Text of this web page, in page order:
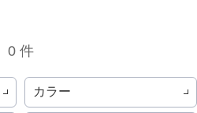
0 件
カラー